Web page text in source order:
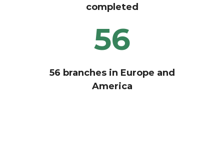
completed
56
56 branches in Europe and
America